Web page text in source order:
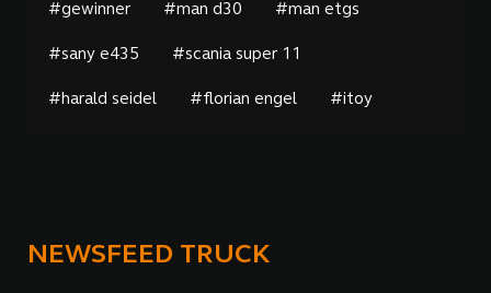
#gewinner #man d30 #man etgs
#sany e435 #scania super 11
#harald seidel #florian engel #itoy
NEWSFEED TRUCK